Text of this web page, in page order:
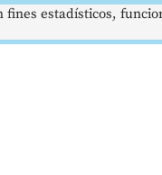
estadísticos,